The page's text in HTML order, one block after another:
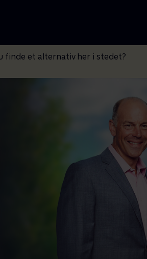
finde et alternativ her i stedet?